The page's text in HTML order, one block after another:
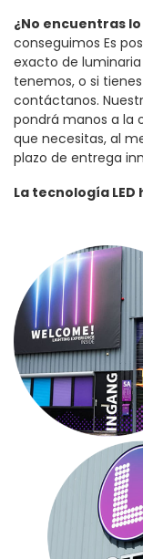
¿No encuentras
conseguimos Es
exacto de luminaria
tenemos, o si
contáctanos.
pondrá manos a la
que necesitas, al
plazo de entrega
La tecnología